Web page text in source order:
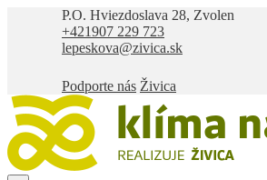
P.O. Hviezdoslava 28, Zvolen
+421907 229 723
lepeskova@zivica.sk
Podporte nás Živica